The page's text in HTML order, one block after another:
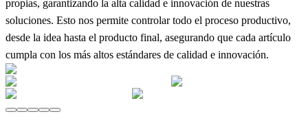
propias, garantizando la alta calidad e innovación de nuestras
soluciones. Esto nos permite controlar todo el proceso productivo,
desde la idea hasta el producto final, asegurando que cada artículo
cumpla con los más altos estándares de calidad e innovación.